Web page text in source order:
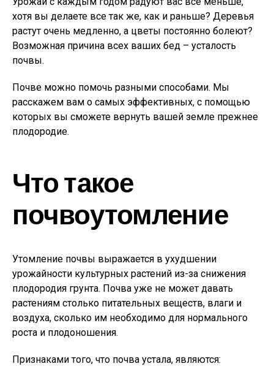
хотя вы делаете все так же, как и раньше? Деревья
растут очень медленно, а цветы постоянно болеют?
Возможная причина всех ваших бед – усталость
почвы.
Почве можно помочь разными способами. Мы
расскажем вам о самых эффективных, с помощью
которых вы сможете вернуть вашей земле прежнее
плодородие.
Что такое
почвоутомление
Утомление почвы выражается в ухудшении
урожайности культурных растений из-за снижения
плодородия грунта. Почва уже не может давать
растениям столько питательных веществ, влаги и
воздуха, сколько им необходимо для нормального
роста и плодоношения.
Признаками того, что почва устала, являются: